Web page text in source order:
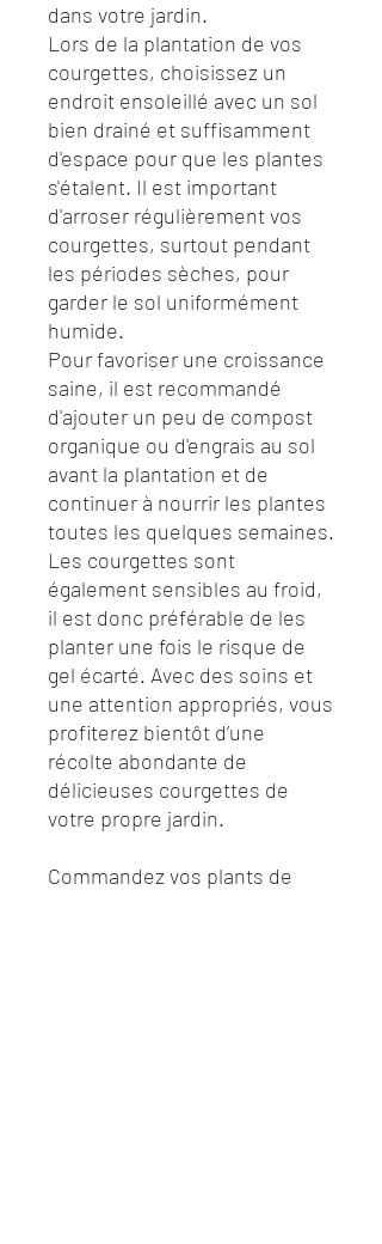
dans votre jardin.
Lors de la plantation de vos
courgettes, choisissez un
endroit ensoleillé avec un sol
bien drainé et suffisamment
d'espace pour que les plantes
s'étalent. Il est important
d'arroser régulièrement vos
courgettes, surtout pendant
les périodes sèches, pour
garder le sol uniformément
humide.
Pour favoriser une croissance
saine, il est recommandé
d'ajouter un peu de compost
organique ou d'engrais au sol
avant la plantation et de
continuer à nourrir les plantes
toutes les quelques semaines.
Les courgettes sont
également sensibles au froid,
il est donc préférable de les
planter une fois le risque de
gel écarté. Avec des soins et
une attention appropriés, vous
profiterez bientôt d’une
récolte abondante de
délicieuses courgettes de
votre propre jardin.
Commandez vos plants de